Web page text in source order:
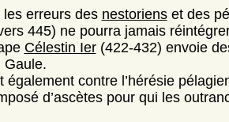
erreurs des nestorienset des
445) ne pourra jamais
Célestin Ier(422-432) envoie
Gaule.
contre l’hérésie
d’ascètes pour qui les